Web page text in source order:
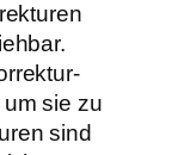
sie zu
sind